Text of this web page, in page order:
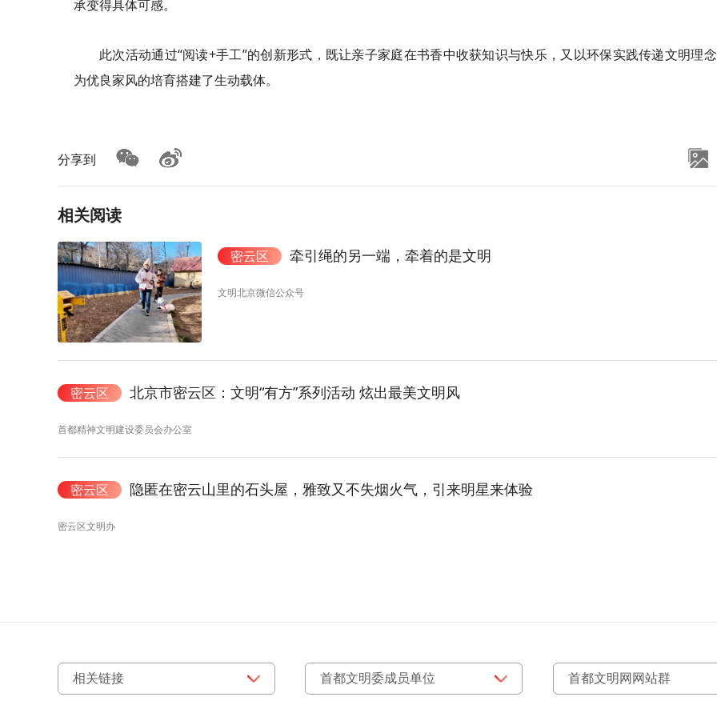
承变得具体可感。
此次活动通过“阅读+手工”的创新形式，既让亲子家庭在书香中收获知识与快乐，又以环保实践传递文明理念
为优良家风的培育搭建了生动载体。
分享到
相关阅读
密云区 牵引绳的另一端，牵着的是文明
文明北京微信公众号
密云区 北京市密云区：文明“有方”系列活动 炫出最美文明风
首都精神文明建设委员会办公室
密云区 隐匿在密云山里的石头屋，雅致又不失烟火气，引来明星来体验
密云区文明办